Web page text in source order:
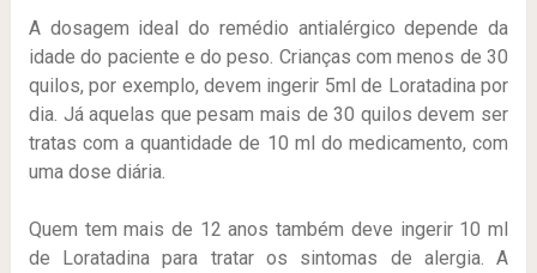
A dosagem ideal do remédio antialérgico depende da
idade do paciente e do peso. Crianças com menos de 30
quilos, por exemplo, devem ingerir 5ml de Loratadina por
dia. Já aquelas que pesam mais de 30 quilos devem ser
tratas com a quantidade de 10 ml do medicamento, com
uma dose diária.
Quem tem mais de 12 anos também deve ingerir 10 ml
de Loratadina para tratar os sintomas de alergia. A